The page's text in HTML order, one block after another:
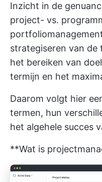
Inzicht in de
project- vs.
strategiseren van de
het bereiken van
termijn en het
Daarom volgt hier
termen, hun
het algehele succes
**Wat is